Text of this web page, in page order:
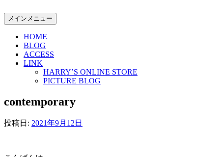
ン
プ
メインメニュー
HOME
BLOG
ACCESS
LINK
HARRY’S ONLINE STORE
PICTURE BLOG
contemporary
投稿日: 2021年9月12日